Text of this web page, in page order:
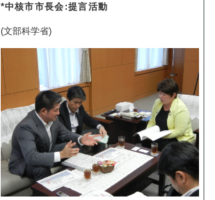
*中核市市長会:提言活動
(文部科学省)